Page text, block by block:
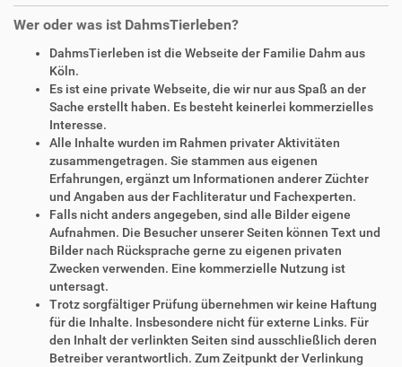
Wer oder was ist DahmsTierleben?
DahmsTierleben ist die Webseite der Familie Dahm aus
Köln.
Es ist eine private Webseite, die wir nur aus Spaß an der
Sache erstellt haben. Es besteht keinerlei kommerzielles
Interesse.
Alle Inhalte wurden im Rahmen privater Aktivitäten
zusammengetragen. Sie stammen aus eigenen
Erfahrungen, ergänzt um Informationen anderer Züchter
und Angaben aus der Fachliteratur und Fachexperten.
Falls nicht anders angegeben, sind alle Bilder eigene
Aufnahmen. Die Besucher unserer Seiten können Text und
Bilder nach Rücksprache gerne zu eigenen privaten
Zwecken verwenden. Eine kommerzielle Nutzung ist
untersagt.
Trotz sorgfältiger Prüfung übernehmen wir keine Haftung
für die Inhalte. Insbesondere nicht für externe Links. Für
den Inhalt der verlinkten Seiten sind ausschließlich deren
Betreiber verantwortlich. Zum Zeitpunkt der Verlinkung